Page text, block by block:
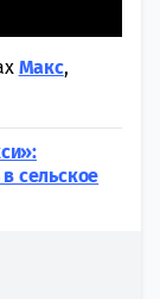
Макс,
сельское